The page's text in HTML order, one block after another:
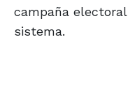
campaña
sistema.